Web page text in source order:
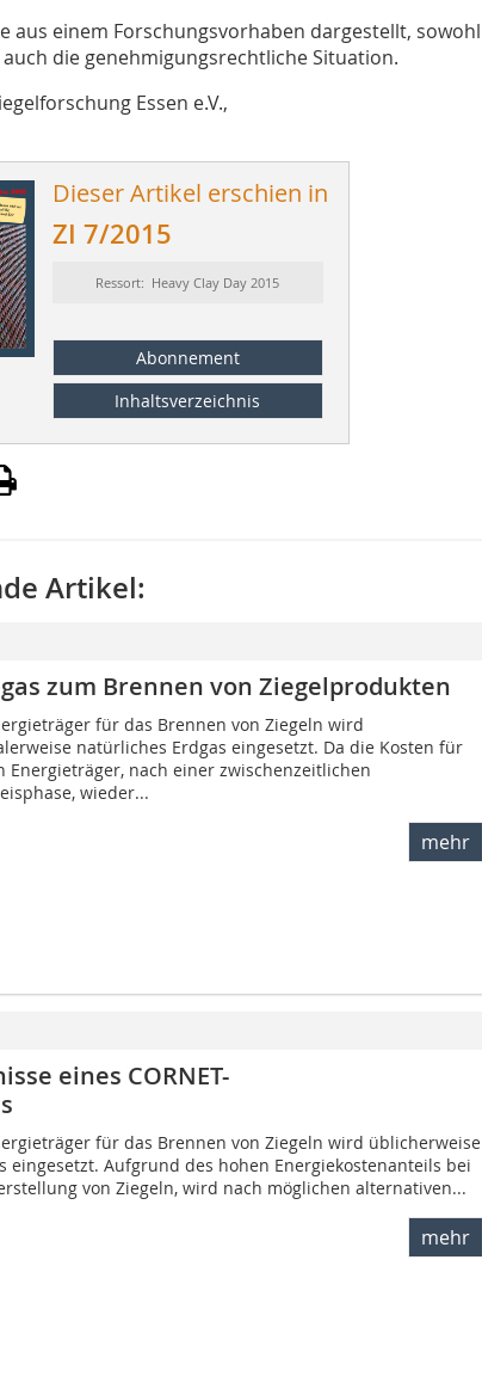
aus einem Forschungsvorhaben dargestellt, sowohl
die genehmigungsrechtliche Situation.
Essen e.V.,
Dieser Artikel erschien in
ZI 7/2015
Ressort: Heavy Clay Day 2015
Abonnement
Inhaltsverzeichnis
Artikel:
zum Brennen von ­Ziegelprodukten
für das Brennen von Ziegeln wird
natürliches Erdgas eingesetzt. Da die Kosten für
Energieträger, nach einer zwischenzeitlichen
wieder...
mehr
eines CORNET-
für das Brennen von Ziegeln wird üblicherweise
eingesetzt. Aufgrund des hohen Energiekostenanteils bei
von Ziegeln, wird nach möglichen alternativen...
mehr